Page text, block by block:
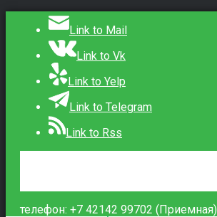
Link to Mail
Link to Vk
Link to Yelp
Link to Telegram
Link to Rss
телефон: +7 42142 99702 (Приемная)